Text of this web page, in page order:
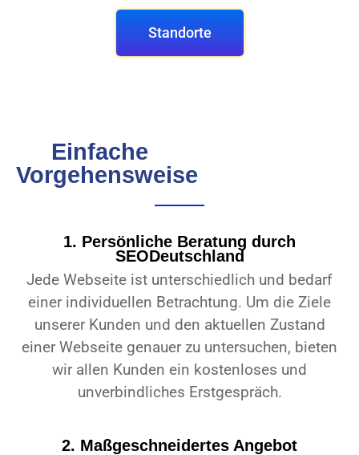
Standorte
Einfache
Vorgehensweise
1. Persönliche Beratung durch
SEODeutschland
Jede Webseite ist unterschiedlich und bedarf
einer individuellen Betrachtung. Um die Ziele
unserer Kunden und den aktuellen Zustand
einer Webseite genauer zu untersuchen, bieten
wir allen Kunden ein kostenloses und
unverbindliches Erstgespräch.
2. Maßgeschneidertes Angebot